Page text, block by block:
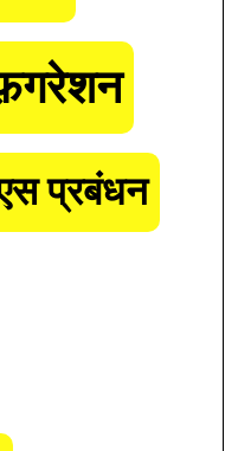
प्रबंधन